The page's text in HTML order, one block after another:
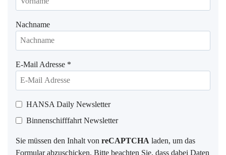
Nachname
E-Mail Adresse *
HANSA Daily Newsletter
Binnenschifffahrt Newsletter
Sie müssen den Inhalt von reCAPTCHA laden, um das
Formular abzuschicken. Bitte beachten Sie, dass dabei Daten